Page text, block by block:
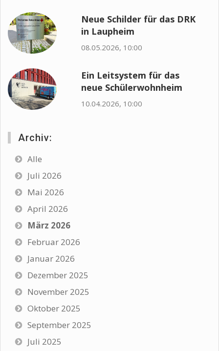
Neue Schilder für das DRK
in Laupheim
08.05.2026, 10:00
Ein Leitsystem für das
neue Schülerwohnheim
10.04.2026, 10:00
Archiv:
Alle
Juli 2026
Mai 2026
April 2026
März 2026
Februar 2026
Januar 2026
Dezember 2025
November 2025
Oktober 2025
September 2025
Juli 2025